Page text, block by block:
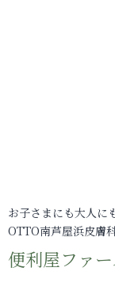
お子さまにも大人に
OTTO南芦屋浜皮膚
便利屋ファー